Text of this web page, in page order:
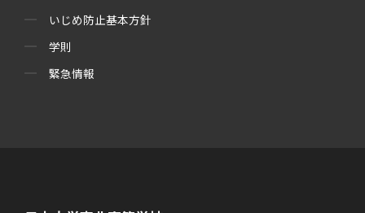
いじめ防止基本方針
学則
緊急情報